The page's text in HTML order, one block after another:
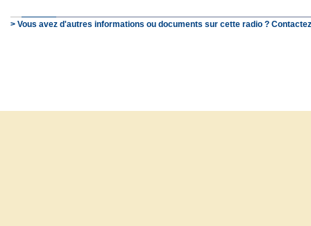
> Vous avez d'autres informations ou documents sur cette radio ?